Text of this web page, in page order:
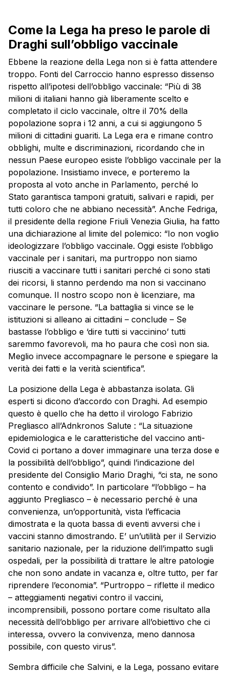
Come la Lega ha preso le parole di
Draghi sull’obbligo vaccinale
Ebbene la reazione della Lega non si è fatta attendere
troppo. Fonti del Carroccio hanno espresso dissenso
rispetto all’ipotesi dell’obbligo vaccinale: “Più di 38
milioni di italiani hanno già liberamente scelto e
completato il ciclo vaccinale, oltre il 70% della
popolazione sopra i 12 anni, a cui si aggiungono 5
milioni di cittadini guariti. La Lega era e rimane contro
obblighi, multe e discriminazioni, ricordando che in
nessun Paese europeo esiste l’obbligo vaccinale per la
popolazione. Insistiamo invece, e porteremo la
proposta al voto anche in Parlamento, perché lo
Stato garantisca tamponi gratuiti, salivari e rapidi, per
tutti coloro che ne abbiano necessità”. Anche Fedriga,
il presidente della regione Friuli Venezia Giulia, ha fatto
una dichiarazione al limite del polemico: “Io non voglio
ideologizzare l’obbligo vaccinale. Oggi esiste l’obbligo
vaccinale per i sanitari, ma purtroppo non siamo
riusciti a vaccinare tutti i sanitari perché ci sono stati
dei ricorsi, li stanno perdendo ma non si vaccinano
comunque. Il nostro scopo non è licenziare, ma
vaccinare le persone. “La battaglia si vince se le
istituzioni si alleano ai cittadini – conclude – Se
bastasse l’obbligo e ‘dire tutti si vaccinino’ tutti
saremmo favorevoli, ma ho paura che così non sia.
Meglio invece accompagnare le persone e spiegare la
verità dei fatti e la verità scientifica”.
La posizione della Lega è abbastanza isolata. Gli
esperti si dicono d’accordo con Draghi. Ad esempio
questo è quello che ha detto il virologo Fabrizio
Pregliasco all’Adnkronos Salute : “La situazione
epidemiologica e le caratteristiche del vaccino anti-
Covid ci portano a dover immaginare una terza dose e
la possibilità dell’obbligo”, quindi l’indicazione del
presidente del Consiglio Mario Draghi, “ci sta, ne sono
contento e condivido”. In particolare “l’obbligo – ha
aggiunto Pregliasco – è necessario perché è una
convenienza, un’opportunità, vista l’efficacia
dimostrata e la quota bassa di eventi avversi che i
vaccini stanno dimostrando. E’ un’utilità per il Servizio
sanitario nazionale, per la riduzione dell’impatto sugli
ospedali, per la possibilità di trattare le altre patologie
che non sono andate in vacanza e, oltre tutto, per far
riprendere l’economia”. “Purtroppo – riflette il medico
– atteggiamenti negativi contro il vaccini,
incomprensibili, possono portare come risultato alla
necessità dell’obbligo per arrivare all’obiettivo che ci
interessa, ovvero la convivenza, meno dannosa
possibile, con questo virus”.
Sembra difficile che Salvini, e la Lega, possano evitare